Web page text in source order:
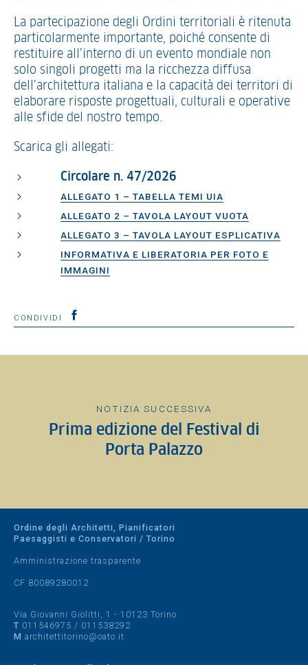
La partecipazione degli Ordini territoriali è ritenuta
particolarmente importante, poiché consente di
restituire all’interno di un evento mondiale non
solo singoli progetti ma la ricchezza diffusa
dell’architettura italiana e la capacità dei territori di
elaborare risposte progettuali, culturali e operative
alle sfide del nostro tempo.
Scarica gli allegati:
Circolare n. 47/2026
ALLEGATO 1 – TABELLA TEMI UIA
ALLEGATO 2 – TAVOLA LAYOUT VUOTA
ALLEGATO 3 – TAVOLA LAYOUT ESPLICATIVA
INFORMATIVA E LIBERATORIA PER FOTO E
IMMAGINI
CONDIVIDI
NOTIZIA SUCCESSIVA
Prima edizione del Festival di
Porta Palazzo
Ordine degli Architetti, Pianificatori
Paesaggisti e Conservatori / Torino
Amministrazione trasparente
CF 80089280012
Via Giovanni Giolitti, 1 - 10123 Torino
T 011546975 / 011538292
M architettitorino@oato.it